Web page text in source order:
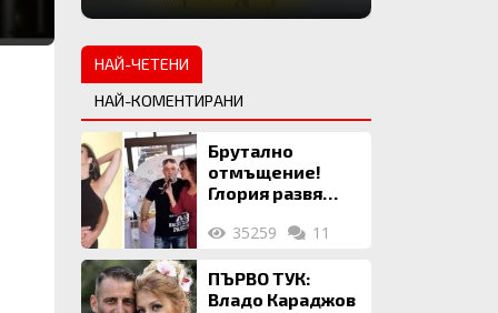
НАЙ-ЧЕТЕНИ
НАЙ-КОМЕНТИРАНИ
Брутално
отмъщение!
Глория развя
на Илия: Ожени
жена, заряза
Симона, за да
35259 11
ПЪРВО ТУК:
Владо Караджов